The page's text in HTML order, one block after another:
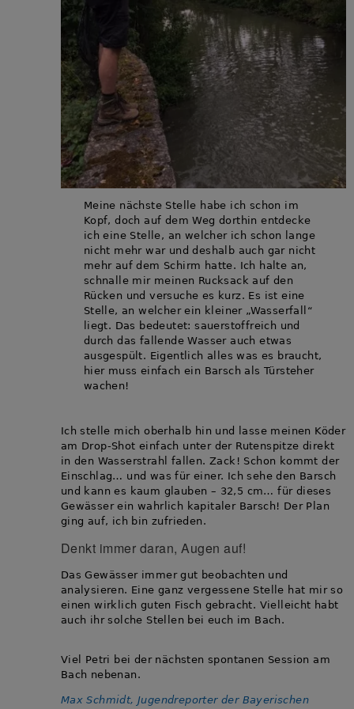
Meine nächste Stelle habe ich schon im
Kopf, doch auf dem Weg dorthin entdecke
ich eine Stelle, an welcher ich schon lange
nicht mehr war und deshalb auch gar nicht
mehr auf dem Schirm hatte. Ich halte an,
schnalle mir meinen Rucksack auf den
Rücken und versuche es kurz. Es ist eine
Stelle, an welcher ein kleiner „Wasserfall“
liegt. Das bedeutet: sauerstoffreich und
durch das fallende Wasser auch etwas
ausgespült. Eigentlich alles was es braucht,
hier muss einfach ein Barsch als Türsteher
wachen!
Ich stelle mich oberhalb hin und lasse meinen Köder
am Drop-Shot einfach unter der Rutenspitze direkt
in den Wasserstrahl fallen. Zack! Schon kommt der
Einschlag… und was für einer. Ich sehe den Barsch
und kann es kaum glauben – 32,5 cm… für dieses
Gewässer ein wahrlich kapitaler Barsch! Der Plan
ging auf, ich bin zufrieden.
Denkt immer daran, Augen auf!
Das Gewässer immer gut beobachten und
analysieren. Eine ganz vergessene Stelle hat mir so
einen wirklich guten Fisch gebracht. Vielleicht habt
auch ihr solche Stellen bei euch im Bach.
Viel Petri bei der nächsten spontanen Session am
Bach nebenan.
Max Schmidt, Jugendreporter der Bayerischen